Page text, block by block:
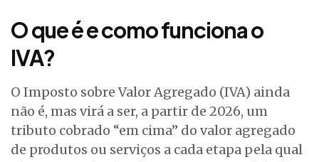
O que é e como funciona o
IVA?
O Imposto sobre Valor Agregado (IVA) ainda
não é, mas virá a ser, a partir de 2026, um
tributo cobrado “em cima” do valor agregado
de produtos ou serviços a cada etapa pela qual